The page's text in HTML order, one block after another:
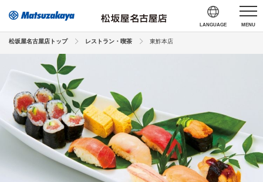
LANGUAGE MENU
松坂屋名古屋店トップ レストラン・喫茶 東鮓本店